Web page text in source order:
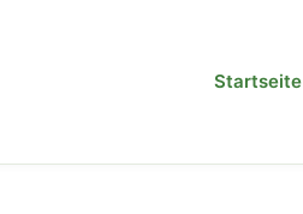
Startseite